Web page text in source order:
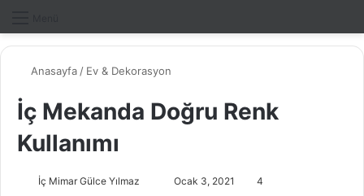
Anasayfa / Ev & Dekorasyon
İç Mekanda Doğru Renk
Kullanımı
İç Mimar Gülce Yılmaz Ocak 3, 2021 4